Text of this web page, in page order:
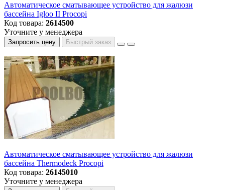
Автоматическое сматывающее устройство для жалюзи
бассейна Igloo II Procopi
Код товара: 2614500
Уточните у менеджера
Запросить цену Быстрый заказ
Автоматическое сматывающее устройство для жалюзи
бассейна Thermodeck Procopi
Код товара: 26145010
Уточните у менеджера